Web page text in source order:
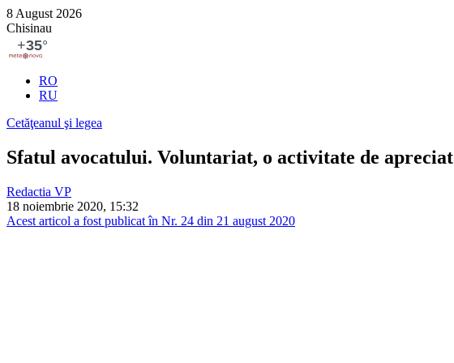
8 August 2026
Chisinau
RO
RU
Cetăţeanul şi legea
Sfatul avocatului. Voluntariat, o activitate de apreciat
Redactia VP
18 noiembrie 2020, 15:32
Acest articol a fost publicat în Nr. 24 din 21 august 2020